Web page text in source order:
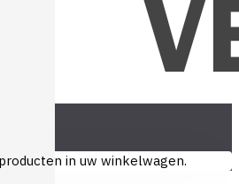
in uw winkelwagen.